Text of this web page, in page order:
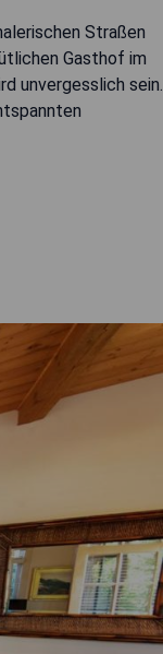
Straßen
Gasthof im
unvergesslich sein.